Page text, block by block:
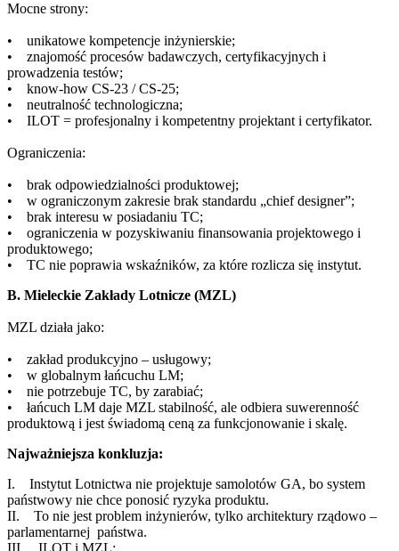
Mocne strony:
• unikatowe kompetencje inżynierskie;
• znajomość procesów badawczych, certyfikacyjnych i
prowadzenia testów;
• know-how CS-23 / CS-25;
• neutralność technologiczna;
• ILOT = profesjonalny i kompetentny projektant i certyfikator.
Ograniczenia:
• brak odpowiedzialności produktowej;
• w ograniczonym zakresie brak standardu „chief designer”;
• brak interesu w posiadaniu TC;
• ograniczenia w pozyskiwaniu finansowania projektowego i
produktowego;
• TC nie poprawia wskaźników, za które rozlicza się instytut.
B. Mieleckie Zakłady Lotnicze (MZL)
MZL działa jako:
• zakład produkcyjno – usługowy;
• w globalnym łańcuchu LM;
• nie potrzebuje TC, by zarabiać;
• łańcuch LM daje MZL stabilność, ale odbiera suwerenność
produktową i jest świadomą ceną za funkcjonowanie i skalę.
Najważniejsza konkluzja:
I. Instytut Lotnictwa nie projektuje samolotów GA, bo system
państwowy nie chce ponosić ryzyka produktu.
II. To nie jest problem inżynierów, tylko architektury rządowo –
parlamentarnej państwa.